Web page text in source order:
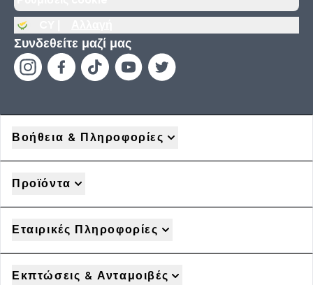
Συνδεθείτε μαζί μας
Βοήθεια & Πληροφορίες
Προϊόντα
Εταιρικές Πληροφορίες
Εκπτώσεις & Ανταμοιβές